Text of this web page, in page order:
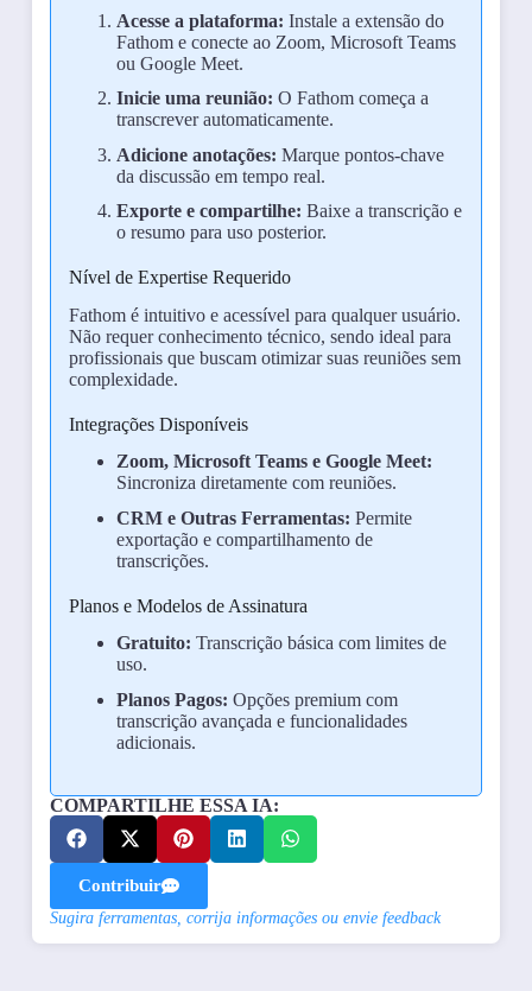
Acesse a plataforma: Instale a extensão do
Fathom e conecte ao Zoom, Microsoft Teams
ou Google Meet.
Inicie uma reunião: O Fathom começa a
transcrever automaticamente.
Adicione anotações: Marque pontos-chave
da discussão em tempo real.
Exporte e compartilhe: Baixe a transcrição e
o resumo para uso posterior.
Nível de Expertise Requerido
Fathom é intuitivo e acessível para qualquer usuário.
Não requer conhecimento técnico, sendo ideal para
profissionais que buscam otimizar suas reuniões sem
complexidade.
Integrações Disponíveis
Zoom, Microsoft Teams e Google Meet:
Sincroniza diretamente com reuniões.
CRM e Outras Ferramentas: Permite
exportação e compartilhamento de
transcrições.
Planos e Modelos de Assinatura
Gratuito: Transcrição básica com limites de
uso.
Planos Pagos: Opções premium com
transcrição avançada e funcionalidades
adicionais.
COMPARTILHE ESSA IA:
Contribuir
Sugira ferramentas, corrija informações ou envie feedback